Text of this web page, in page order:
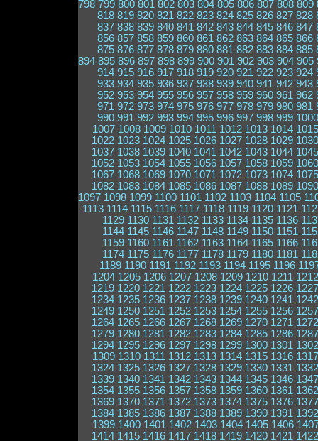
798 799 800 801 802 803 804 805 806 807 808 809
818 819 820 821 822 823 824 825 826 827 828
837 838 839 840 841 842 843 844 845 846 847
856 857 858 859 860 861 862 863 864 865 866
875 876 877 878 879 880 881 882 883 884 885
894 895 896 897 898 899 900 901 902 903 904 905
914 915 916 917 918 919 920 921 922 923 924
933 934 935 936 937 938 939 940 941 942 943
952 953 954 955 956 957 958 959 960 961 962
971 972 973 974 975 976 977 978 979 980 981
990 991 992 993 994 995 996 997 998 999 1000
1007 1008 1009 1010 1011 1012 1013 1014 1015
1022 1023 1024 1025 1026 1027 1028 1029 1030
1037 1038 1039 1040 1041 1042 1043 1044 1045
1052 1053 1054 1055 1056 1057 1058 1059 1060
1067 1068 1069 1070 1071 1072 1073 1074 1075
1082 1083 1084 1085 1086 1087 1088 1089 1090
1097 1098 1099 1100 1101 1102 1103 1104 1105
1113 1114 1115 1116 1117 1118 1119 1120 1121
1129 1130 1131 1132 1133 1134 1135 1136
1144 1145 1146 1147 1148 1149 1150 1151
1159 1160 1161 1162 1163 1164 1165 1166
1174 1175 1176 1177 1178 1179 1180 1181
1189 1190 1191 1192 1193 1194 1195 1196
1204 1205 1206 1207 1208 1209 1210 1211 1212
1219 1220 1221 1222 1223 1224 1225 1226 1227
1234 1235 1236 1237 1238 1239 1240 1241 1242
1249 1250 1251 1252 1253 1254 1255 1256 1257
1264 1265 1266 1267 1268 1269 1270 1271 1272
1279 1280 1281 1282 1283 1284 1285 1286 1287
1294 1295 1296 1297 1298 1299 1300 1301 1302
1309 1310 1311 1312 1313 1314 1315 1316 1317
1324 1325 1326 1327 1328 1329 1330 1331 1332
1339 1340 1341 1342 1343 1344 1345 1346 1347
1354 1355 1356 1357 1358 1359 1360 1361 1362
1369 1370 1371 1372 1373 1374 1375 1376 1377
1384 1385 1386 1387 1388 1389 1390 1391 1392
1399 1400 1401 1402 1403 1404 1405 1406
1414 1415 1416 1417 1418 1419 1420 1421 1422